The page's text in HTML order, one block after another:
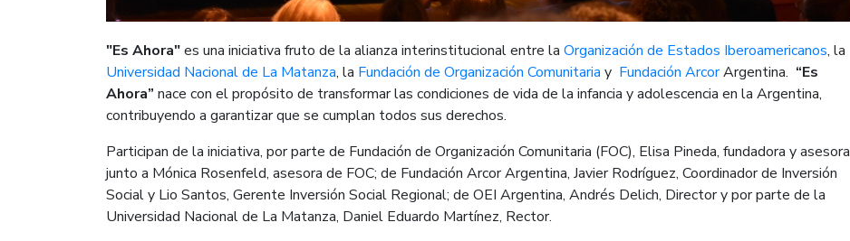
"Es Ahora"es una iniciativa fruto de la alianza interinstitucional entre la Organización de Estados Iberoamericanos, la
Universidad Nacional de La Matanza, la Fundación de Organización Comunitaria y Fundación ArcorArgentina. “Es
Ahora” nace con el propósito de transformar las condiciones de vida de la infancia y adolescencia en la Argentina,
contribuyendo a garantizar que se cumplan todos sus derechos.
Participan de la iniciativa, por parte de Fundación de Organización Comunitaria (FOC), Elisa Pineda, fundadora y asesora
junto a Mónica Rosenfeld, asesora de FOC; de Fundación Arcor Argentina, Javier Rodríguez, Coordinador de Inversión
Social y Lio Santos, Gerente Inversión Social Regional; de OEI Argentina, Andrés Delich, Director y por parte de la
Universidad Nacional de La Matanza, Daniel Eduardo Martínez, Rector.